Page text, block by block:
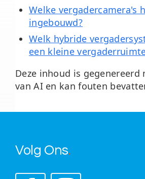
Welke vergadercamera's
ingebouwd?
Welk hybride
een kleine
Deze inhoud is gegenereerd
van AI en kan fouten
Volg Ons.